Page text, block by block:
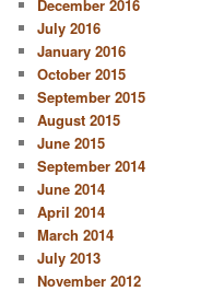
December 2016
July 2016
January 2016
October 2015
September 2015
August 2015
June 2015
September 2014
June 2014
April 2014
March 2014
July 2013
November 2012